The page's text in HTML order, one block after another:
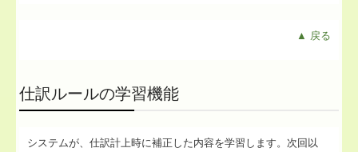
▲ 戻る
仕訳ルールの学習機能
システムが、仕訳計上時に補正した内容を学習します。次回以